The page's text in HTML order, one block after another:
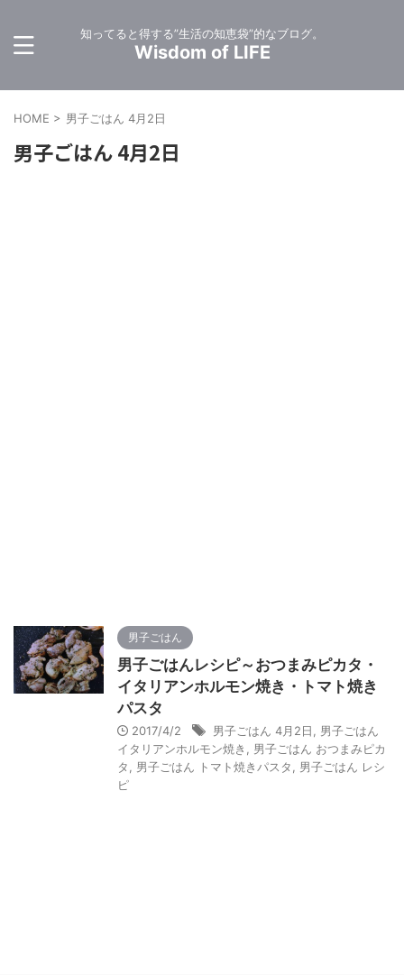
知ってると得する”生活の知恵袋”的なブログ。
Wisdom of LIFE
HOME > 男子ごはん 4月2日
男子ごはん 4月2日
男子ごはん
男子ごはんレシピ～おつまみピカタ・
イタリアンホルモン焼き・トマト焼き
パスタ
2017/4/2 男子ごはん 4月2日
男子ごはん
イタリアンホルモン焼き
男子ごはん おつまみピカ
タ
男子ごはん トマト焼きパスタ
男子ごはん レシ
ピ